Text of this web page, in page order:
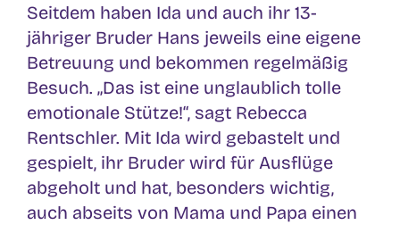
Seitdem haben Ida und auch ihr 13-
jähriger Bruder Hans jeweils eine eigene
Betreuung und bekommen regelmäßig
Besuch. „Das ist eine unglaublich tolle
emotionale Stütze!“, sagt Rebecca
Rentschler. Mit Ida wird gebastelt und
gespielt, ihr Bruder wird für Ausflüge
abgeholt und hat, besonders wichtig,
auch abseits von Mama und Papa einen